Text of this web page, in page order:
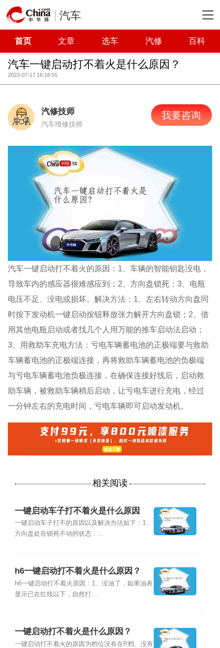
汽车
首页 文章 选车 汽修 百科
汽车一键启动打不着火是什么原因？
2023-07-17 16:18:55
汽修技师
汽车维修技师
我要咨询
汽车一键启动打不着火的原因：1、车辆的智能钥匙没电，
导致车内的感应器很难感应到；2、方向盘锁死；3、电瓶
电压不足、没电或损坏。解决方法：1、左右转动方向盘同
时按下发动机一键启动按钮释放张力解开方向盘锁；2、借
用其他电瓶启动或者找几个人用万能的推车启动法启动；
3、用救助车充电方法：亏电车辆蓄电池的正极端要与救助
车辆蓄电池的正极端连接，再将救助车辆蓄电池的负极端
与亏电车辆蓄电池负极连接，在确保连接好线后，启动救
助车辆，被救助车辆稍后启动，让亏电车进行充电，经过
一分钟左右的充电时间，亏电车辆即可启动发动机。
相关阅读
一键启动车子打不着火是什么原因
一键启动车子打不的原因以及解决办法如下：1、
方向盘处在锁死不动的状态，...
h6一键启动打不着火是什么原因？
h6一键启动打不着火原因：1、没油了，如果油表
显示已在红线以下，自然打...
一键启动打不着火是什么原因？
一键启动打不着火的原因为档位没有在P档、没有